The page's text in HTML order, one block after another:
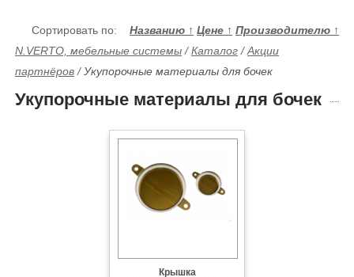
Сортировать по: Названию ↑ Цене ↑ Производителю ↑
N.VERTO, мебельные системы /Каталог /Акции
партнёров /Укупорочные материалы для бочек
Укупорочные материалы для бочек
Крышка